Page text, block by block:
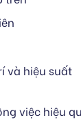
và hiệu suất
việc hiệu